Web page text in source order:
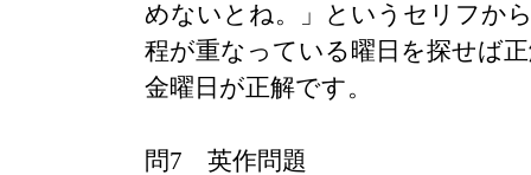
めないとね。」というセリフか
程が重なっている曜日を探せば
金曜日が正解です。
問7 英作問題